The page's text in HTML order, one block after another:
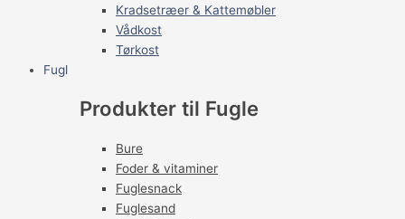
Kradsetræer & Kattemøbler
Vådkost
Tørkost
Fugl
Produkter til Fugle
Bure
Foder & vitaminer
Fuglesnack
Fuglesand